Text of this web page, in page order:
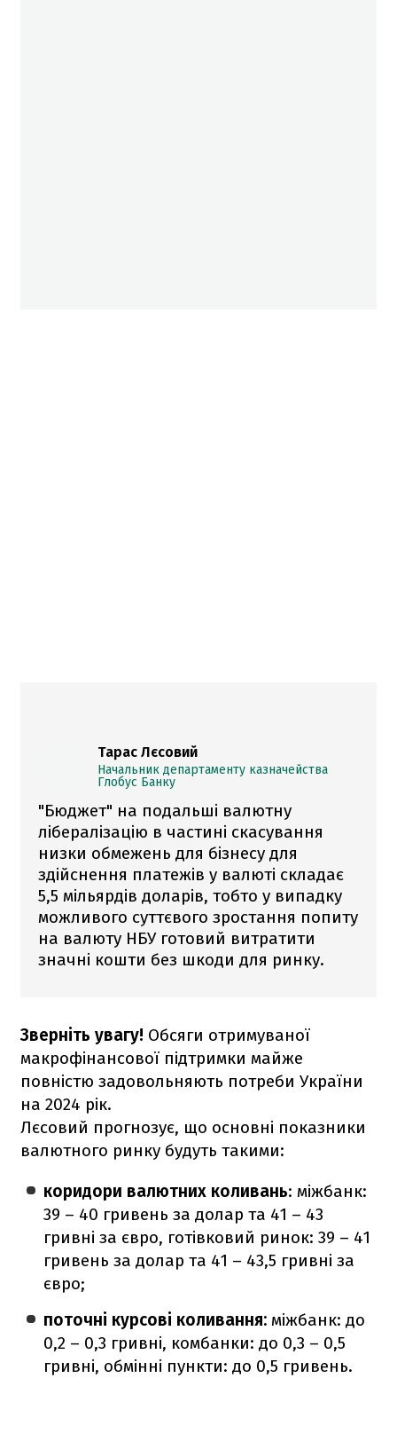
Тарас Лєсовий
Начальник департаменту казначейства
Глобус Банку
"Бюджет" на подальші валютну
лібералізацію в частині скасування
низки обмежень для бізнесу для
здійснення платежів у валюті складає
5,5 мільярдів доларів, тобто у випадку
можливого суттєвого зростання попиту
на валюту НБУ готовий витратити
значні кошти без шкоди для ринку.
Зверніть увагу! Обсяги отримуваної
макрофінансової підтримки майже
повністю задовольняють потреби України
на 2024 рік.
Лєсовий прогнозує, що основні показники
валютного ринку будуть такими:
коридори валютних коливань: міжбанк:
39 – 40 гривень за долар та 41 – 43
гривні за євро, готівковий ринок: 39 – 41
гривень за долар та 41 – 43,5 гривні за
євро;
поточні курсові коливання: міжбанк: до
0,2 – 0,3 гривні, комбанки: до 0,3 – 0,5
гривні, обмінні пункти: до 0,5 гривень.